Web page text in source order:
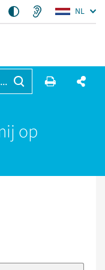
NL
op